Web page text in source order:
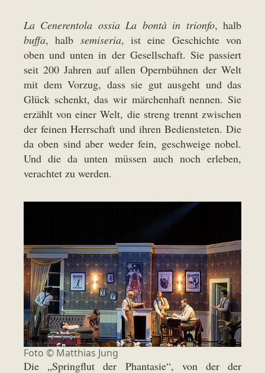
La Cenerentola ossia La bontà in trionfo, halb
buffa, halb semiseria, ist eine Geschichte von
oben und unten in der Gesellschaft. Sie passiert
seit 200 Jahren auf allen Opernbühnen der Welt
mit dem Vorzug, dass sie gut ausgeht und das
Glück schenkt, das wir märchenhaft nennen. Sie
erzählt von einer Welt, die streng trennt zwischen
der feinen Herrschaft und ihren Bediensteten. Die
da oben sind aber weder fein, geschweige nobel.
Und die da unten müssen auch noch erleben,
verachtet zu werden.
Foto © Matthias Jung
Die „Springflut der Phantasie“, von der der